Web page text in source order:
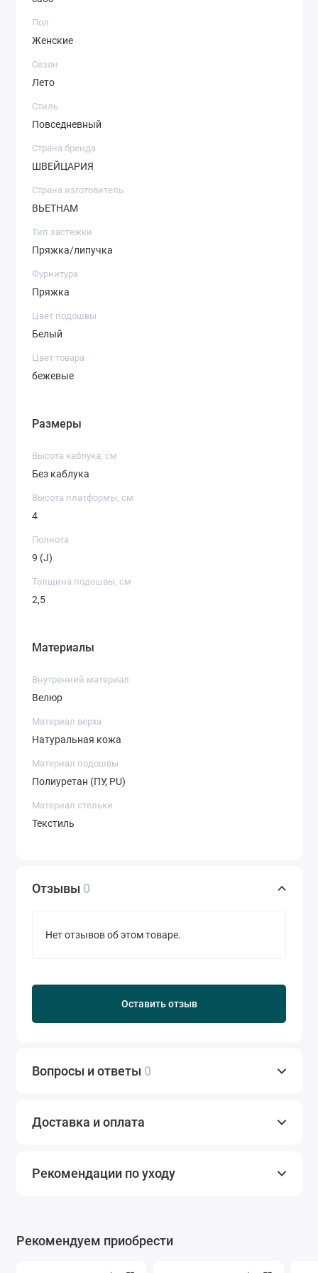
Пол
Женские
Сезон
Лето
Стиль
Повседневный
Страна бренда
ШВЕЙЦАРИЯ
Страна изготовитель
ВЬЕТНАМ
Тип застежки
Пряжка/липучка
Фурнитура
Пряжка
Цвет подошвы
Белый
Цвет товара
бежевые
Размеры
Высота каблука, см
Без каблука
Высота платформы, см
4
Полнота
9 (J)
Толщина подошвы, см
2,5
Материалы
Внутренний материал
Велюр
Материал верха
Натуральная кожа
Материал подошвы
Полиуретан (ПУ, PU)
Материал стельки
Текстиль
Отзывы 0
Нет отзывов об этом товаре.
Оставить отзыв
Вопросы и ответы 0
Доставка и оплата
Рекомендации по уходу
Рекомендуем приобрести